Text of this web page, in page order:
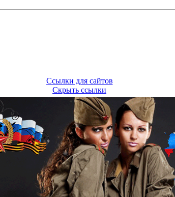
Ссылки для сайтов
Скрыть ссылки